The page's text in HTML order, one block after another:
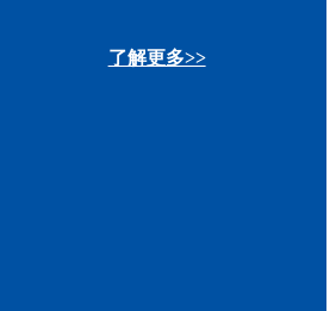
了解更多>>